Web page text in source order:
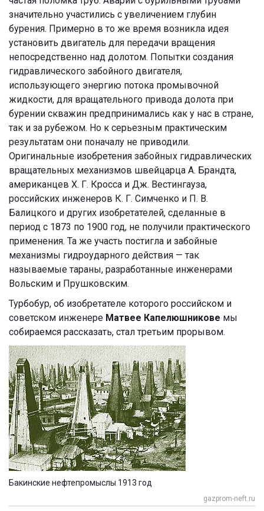
значительно участились с увеличением глубин
бурения. Примерно в то же время возникла идея
установить двигатель для передачи вращения
непосредственно над долотом. Попытки создания
гидравлического забойного двигателя,
использующего энергию потока промывочной
жидкости, для вращательного привода долота при
бурении скважин предпринимались как у нас в стране,
так и за рубежом. Но к серьезным практическим
результатам они поначалу не приводили.
Оригинальные изобретения забойных гидравлических
вращательных механизмов швейцарца А. Брандта,
американцев Х. Г. Кросса и Дж. Вестингауза,
российских инженеров К. Г. Симченко и П. В.
Балицкого и других изобретателей, сделанные в
период с 1873 по 1900 год, не получили практического
применения. Та же участь постигла и забойные
механизмы гидроударного действия — так
называемые тараны, разработанные инженерами
Вольским и Прушковским.
Турбобур, об изобретателе которого российском и
советском инженере Матвее Капелюшникове мы
собираемся рассказать, стал третьим прорывом.
Бакинские нефтепромыслы 1913 год
gazprom-neft.ru